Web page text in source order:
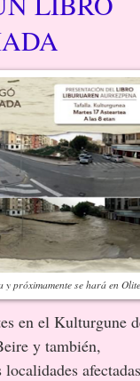
y próximamente se hará en Olite
en el Kulturgune
y también,